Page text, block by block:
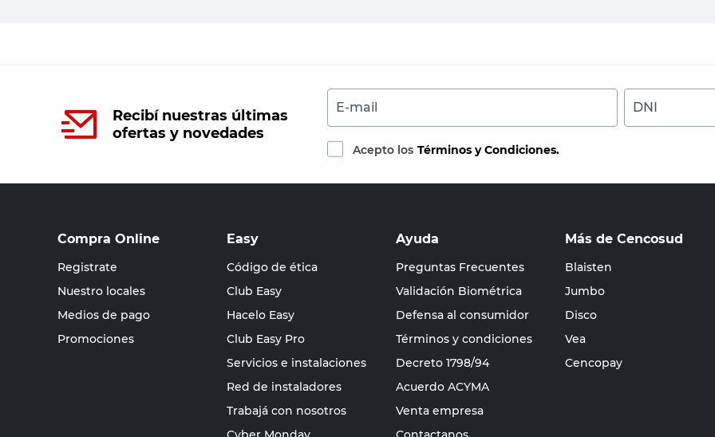
Recibí nuestras últimas
ofertas y novedades
E-mail DNI
Acepto los Términos y Condiciones.
Compra Online
Registrate
Nuestro locales
Medios de pago
Promociones
Easy
Código de ética
Club Easy
Hacelo Easy
Club Easy Pro
Servicios e instalaciones
Red de instaladores
Trabajá con nosotros
Ayuda
Preguntas Frecuentes
Validación Biométrica
Defensa al consumidor
Términos y condiciones
Decreto 1798/94
Acuerdo ACYMA
Venta empresa
Más de Cencosud
Blaisten
Jumbo
Disco
Vea
Cencopay